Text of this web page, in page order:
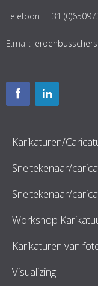
Telefoon : +31
E.mail:
Karikaturen/
Sneltekenaar/
Sneltekenaar/
Workshop
Karikaturen van
Visualizing